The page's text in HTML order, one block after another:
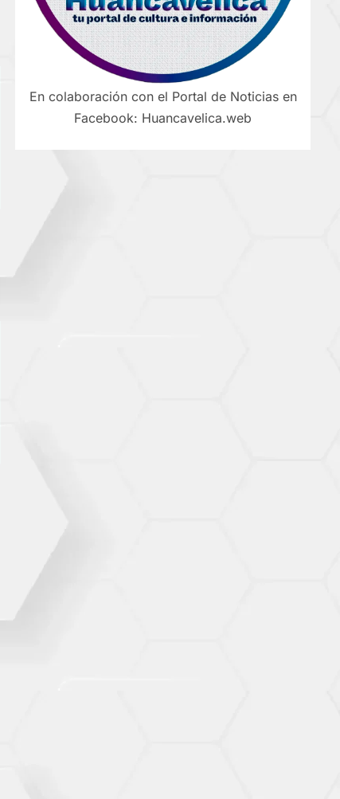
En colaboración con el Portal de Noticias en
Facebook: Huancavelica.web